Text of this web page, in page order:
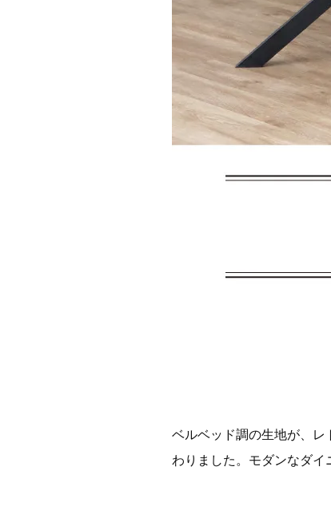
ベルベッド調の生地が、
わりました。モダンなダイ